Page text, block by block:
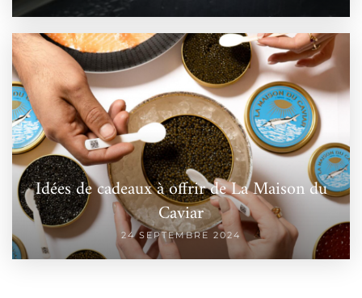
Idées de cadeaux à offrir de La Maison du
Caviar
24 SEPTEMBRE 2024